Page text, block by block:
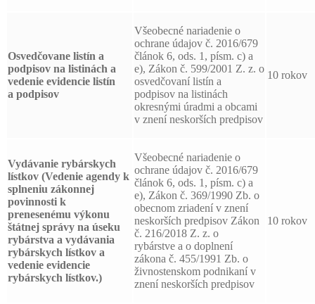
Osvedčovane listín a
podpisov na listinách a
vedenie evidencie listín
a podpisov
Všeobecné nariadenie o
ochrane údajov č. 2016/679
článok 6, ods. 1, písm. c) a
e), Zákon č. 599/2001 Z. z. o
osvedčovaní listín a
podpisov na listinách
okresnými úradmi a obcami
v znení neskorších predpisov
10 rokov
Vydávanie rybárskych
lístkov (Vedenie agendy k
splneniu zákonnej
povinnosti k
prenesenému výkonu
štátnej správy na úseku
rybárstva a vydávania
rybárskych lístkov a
vedenie evidencie
rybárskych lístkov.)
Všeobecné nariadenie o
ochrane údajov č. 2016/679
článok 6, ods. 1, písm. c) a
e), Zákon č. 369/1990 Zb. o
obecnom zriadení v znení
neskorších predpisov Zákon
č. 216/2018 Z. z. o
rybárstve a o doplnení
zákona č. 455/1991 Zb. o
živnostenskom podnikaní v
znení neskorších predpisov
10 rokov